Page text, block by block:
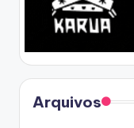
Arquivos